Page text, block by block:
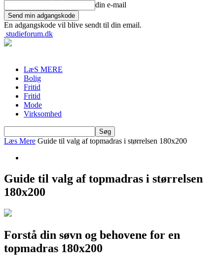
din e-mail
En adgangskode vil blive sendt til din email.
studieforum.dk
LæS MERE
Bolig
Fritid
Fritid
Mode
Virksomhed
Læs Mere Guide til valg af topmadras i størrelsen 180x200
Guide til valg af topmadras i størrelsen
180x200
Forstå din søvn og behovene for en
topmadras 180x200